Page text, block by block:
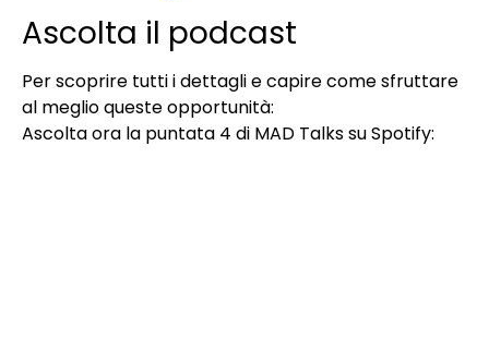
Ascolta il podcast
Per scoprire tutti i dettagli e capire come sfruttare
al meglio queste opportunità:
Ascolta ora la puntata 4 di MAD Talks su Spotify: